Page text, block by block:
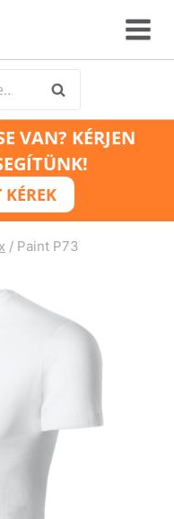
Keresés
VAN? KÉRJEN
/ Paint P73